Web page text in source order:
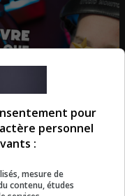
de 2026
pour
personnel
:
mesure de
contenu, études